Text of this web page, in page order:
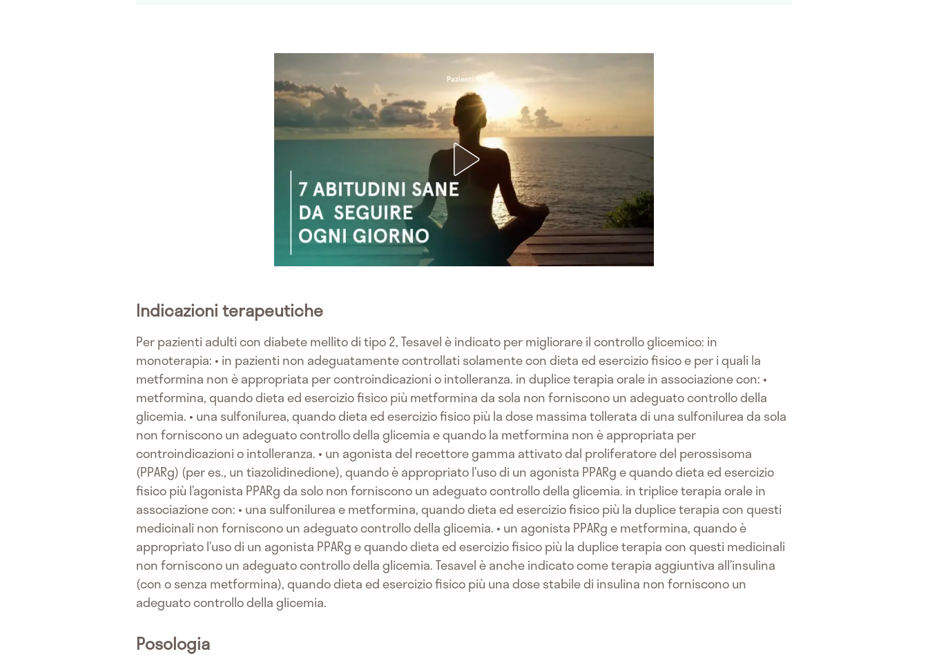
Indicazioni terapeutiche
Per pazienti adulti con diabete mellito di tipo 2, Tesavel è indicato per migliorare il controllo glicemico: in
monoterapia: • in pazienti non adeguatamente controllati solamente con dieta ed esercizio fisico e per i quali la
metformina non è appropriata per controindicazioni o intolleranza. in duplice terapia orale in associazione con: •
metformina, quando dieta ed esercizio fisico più metformina da sola non forniscono un adeguato controllo della
glicemia. • una sulfonilurea, quando dieta ed esercizio fisico più la dose massima tollerata di una sulfonilurea da sola
non forniscono un adeguato controllo della glicemia e quando la metformina non è appropriata per
controindicazioni o intolleranza. • un agonista del recettore gamma attivato dal proliferatore del perossisoma
(PPARg) (per es., un tiazolidinedione), quando è appropriato l’uso di un agonista PPARg e quando dieta ed esercizio
fisico più l’agonista PPARg da solo non forniscono un adeguato controllo della glicemia. in triplice terapia orale in
associazione con: • una sulfonilurea e metformina, quando dieta ed esercizio fisico più la duplice terapia con questi
medicinali non forniscono un adeguato controllo della glicemia. • un agonista PPARg e metformina, quando è
appropriato l’uso di un agonista PPARg e quando dieta ed esercizio fisico più la duplice terapia con questi medicinali
non forniscono un adeguato controllo della glicemia. Tesavel è anche indicato come terapia aggiuntiva all’insulina
(con o senza metformina), quando dieta ed esercizio fisico più una dose stabile di insulina non forniscono un
adeguato controllo della glicemia.
Posologia